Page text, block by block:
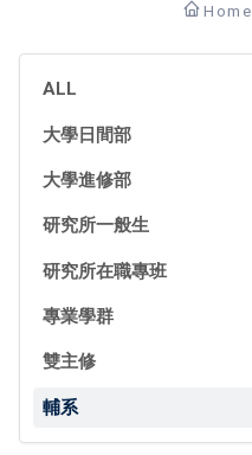
Home
ALL
大學日間部
大學進修部
研究所一般生
研究所在職專班
專業學群
雙主修
輔系